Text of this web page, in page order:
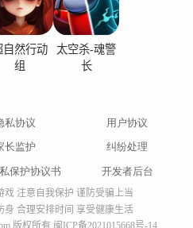
自然行动
组
太空杀-魂警
长
私协议
用户协议
长监护
纠纷处理
保护协议书 开发者后台
戏 注意自我保护 谨防受骗上当
身 合理安排时间 享受健康生活